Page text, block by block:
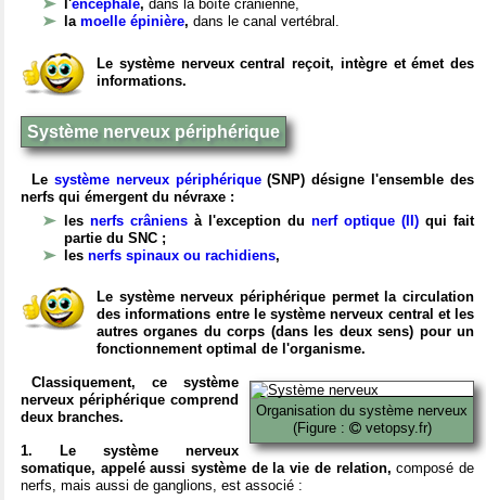
l'encéphale, dans la boîte crânienne,
la moelle épinière, dans le canal vertébral.
Le système nerveux central reçoit, intègre et émet des
informations.
Système nerveux périphérique
Le système nerveux périphérique(SNP) désigne l'ensemble des
nerfs qui émergent du névraxe :
les nerfs crâniens à l'exception du nerf optique (II) qui fait
partie du SNC ;
les nerfs spinaux ou rachidiens,
Le système nerveux périphérique permet la circulation
des informations entre le système nerveux central et les
autres organes du corps (dans les deux sens) pour un
fonctionnement optimal de l'organisme.
Organisation du système nerveux
(Figure :
vetopsy.fr)
Classiquement, ce système
nerveux périphérique comprend
deux branches.
1. Le système nerveux
somatique, appelé aussi système de la vie de relation, composé de
nerfs, mais aussi de ganglions, est associé :